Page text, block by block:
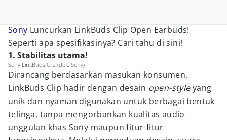
Sony Luncurkan LinkBuds Clip Open Earbuds!
Seperti apa spesifikasinya? Cari tahu di sini!
1. Stabilitas utama!
Sony LinkBuds Clip (dok. Sony)
Dirancang berdasarkan masukan konsumen,
LinkBuds Clip hadir dengan desain open-styleyang
unik dan nyaman digunakan untuk berbagai bentuk
telinga, tanpa mengorbankan kualitas audio
unggulan khas Sony maupun fitur-fitur